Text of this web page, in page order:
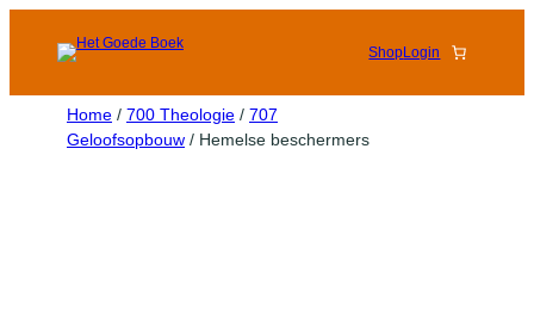
ShopLogin
Home / 700 Theologie / 707
Geloofsopbouw / Hemelse beschermers